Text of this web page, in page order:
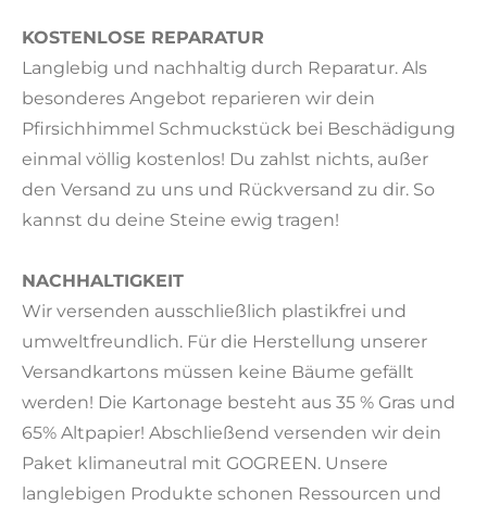
KOSTENLOSE REPARATUR
Langlebig und nachhaltig durch Reparatur. Als
besonderes Angebot reparieren wir dein
Pfirsichhimmel Schmuckstück bei Beschädigung
einmal völlig kostenlos! Du zahlst nichts, außer
den Versand zu uns und Rückversand zu dir. So
kannst du deine Steine ewig tragen!
NACHHALTIGKEIT
Wir versenden ausschließlich plastikfrei und
umweltfreundlich. Für die Herstellung unserer
Versandkartons müssen keine Bäume gefällt
werden! Die Kartonage besteht aus 35 % Gras und
65% Altpapier! Abschließend versenden wir dein
Paket klimaneutral mit GOGREEN. Unsere
langlebigen Produkte schonen Ressourcen und